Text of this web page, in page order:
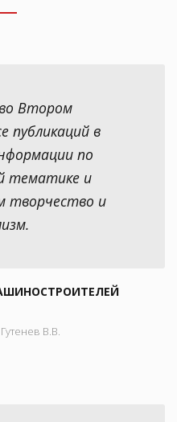
Втором
публикаций в
по
тематике и
творчество и
В.В.